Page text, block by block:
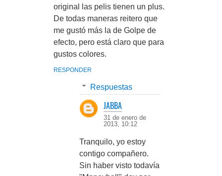
original las pelis tienen un plus.
De todas maneras reitero que
me gustó más la de Golpe de
efecto, pero está claro que para
gustos colores.
RESPONDER
Respuestas
JABBA
31 de enero de
2013, 10:12
Tranquilo, yo estoy
contigo compañero.
Sin haber visto todavía